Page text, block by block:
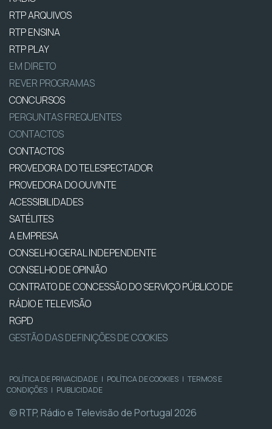
RTP ARQUIVOS
RTP ENSINA
RTP PLAY
EM DIRETO
REVER PROGRAMAS
CONCURSOS
PERGUNTAS FREQUENTES
CONTACTOS
CONTACTOS
PROVEDORA DO TELESPECTADOR
PROVEDORA DO OUVINTE
ACESSIBILIDADES
SATÉLITES
A EMPRESA
CONSELHO GERAL INDEPENDENTE
CONSELHO DE OPINIÃO
CONTRATO DE CONCESSÃO DO SERVIÇO PÚBLICO DE
RÁDIO E TELEVISÃO
RGPD
GESTÃO DAS DEFINIÇÕES DE COOKIES
POLÍTICA DE PRIVACIDADE | POLÍTICA DE COOKIES | TERMOS E
CONDIÇÕES | PUBLICIDADE
© RTP, Rádio e Televisão de Portugal 2026